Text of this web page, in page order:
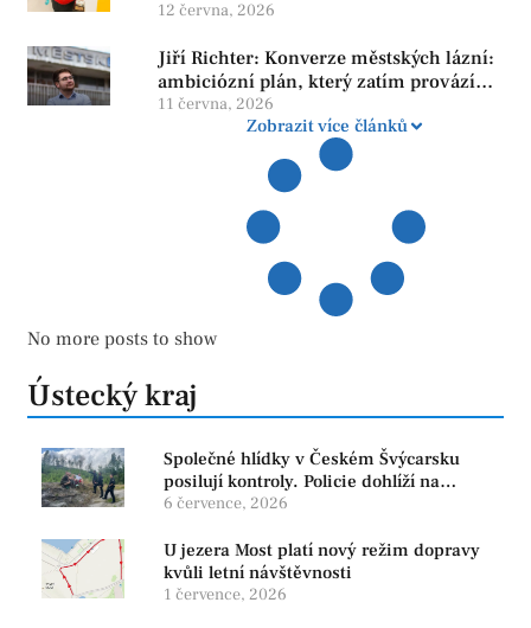
neroste tam, kde se bojí udělat chybu.
12 června, 2026
Jiří Richter: Konverze městských lázní:
ambiciózní plán, který zatím provází
více otazníků než jistot
11 června, 2026
Zobrazit více článků
No more posts to show
Ústecký kraj
Společné hlídky v Českém Švýcarsku
posilují kontroly. Policie dohlíží na
bezpečnost i ochranu přírody
6 července, 2026
U jezera Most platí nový režim dopravy
kvůli letní návštěvnosti
1 července, 2026